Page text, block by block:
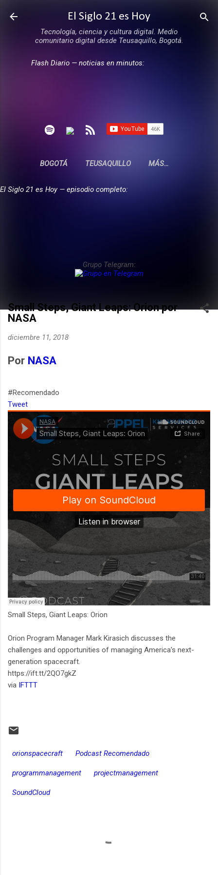
Ir al contenido principal
El Siglo 21 es Hoy
Tecnología, ciencia y cultura digital. Medio
comunitario digital desde Teusaquillo, Bogotá.
Flash Diario — noticias en minutos:
BOGOTÁ TEUSAQUILLO MÁS…
El Siglo 21 es Hoy — episodio completo:
Grupo Telegram:
Small Steps, Giant Leaps: Orion por
NASA
diciembre 11, 2018
Por NASA
#Recomendado
Tweet
Small Steps, Giant Leaps: Orion
Orion Program Manager Mark Kirasich discusses the
challenges and opportunities of managing America’s next-
generation spacecraft.
https://ift.tt/2QO7gkZ
via IFTTT
orionspacecraft Podcast Recomendado
programmanagement projectmanagement
SoundCloud